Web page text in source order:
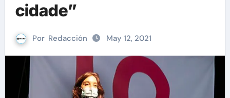
cidade”
Por Redacción May 12, 2021